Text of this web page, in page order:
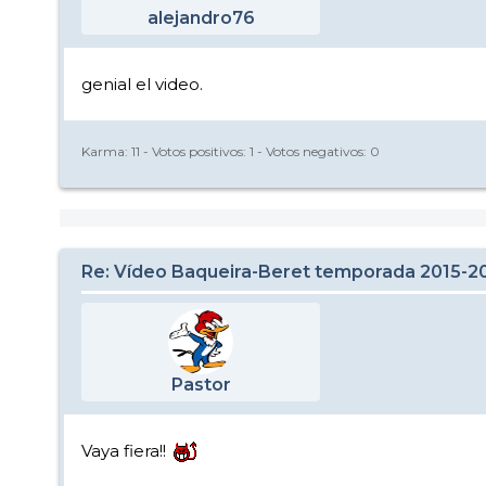
alejandro76
genial el video.
Karma: 11 - Votos positivos: 1 - Votos negativos: 0
Re: Vídeo Baqueira-Beret temporada 2015-
Pastor
Vaya fiera!!